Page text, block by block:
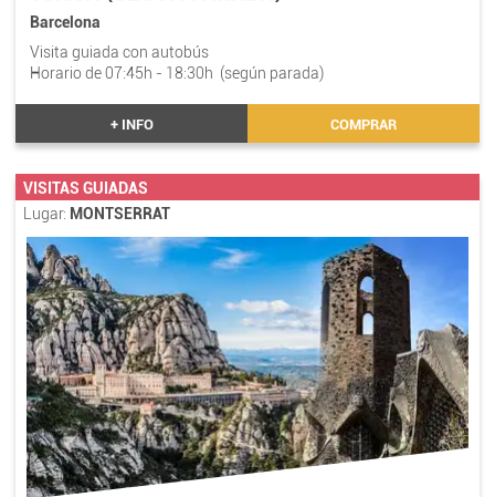
Barcelona
Visita guiada con autobús
Horario de 07:45h - 18:30h (según parada)
+ INFO COMPRAR
VISITAS GUIADAS
Lugar: MONTSERRAT